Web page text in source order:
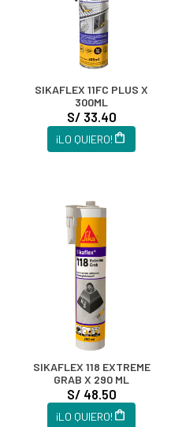
SIKAFLEX 11FC PLUS X
300ML
S/ 33.40
¡LO QUIERO!
SIKAFLEX 118 EXTREME
GRAB X 290 ML
S/ 48.50
¡LO QUIERO!